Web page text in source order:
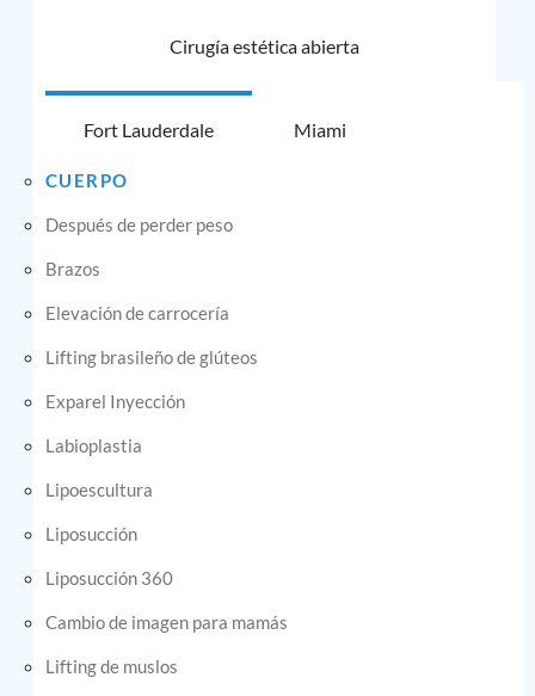
Cirugía estética abierta
Fort Lauderdale Miami
CUERPO
Después de perder peso
Brazos
Elevación de carrocería
Lifting brasileño de glúteos
Exparel Inyección
Labioplastia
Lipoescultura
Liposucción
Liposucción 360
Cambio de imagen para mamás
Lifting de muslos